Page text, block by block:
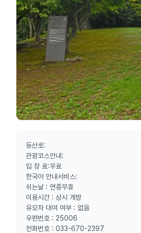
등산로:
관광코스안내:
입 장 료:무료
한국어 안내서비스:
쉬는날 : 연중무휴
이용시간 : 상시 개방
유모차 대여 여부 : 없음
우편번호 : 25006
전화번호 : 033-670-2397